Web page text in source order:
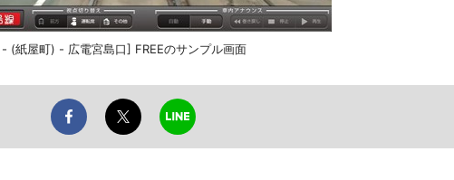
(紙屋町) - 広電宮島口] FREEのサンプル画面